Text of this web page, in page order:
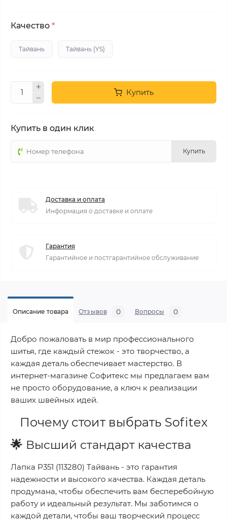
Качество *
Тайвань Тайвань (YS)
Купить
Купить в один клик
Купить
Доставка и оплата
Информация о доставке и оплате
Гарантия
Гарантийное и постгарантийное обслуживание
Описание товара Отзывов 0 Вопросы 0
Добро пожаловать в мир профессионального
шитья, где каждый стежок - это творчество, а
каждая деталь обеспечивает мастерство. В
интернет-магазине Софитекс мы предлагаем вам
не просто оборудование, а ключ к реализации
ваших швейных идей.
Почему стоит выбрать Sofitex
🌟 Высший стандарт качества
Лапка P351 (113280) Тайвань - это гарантия
надежности и высокого качества. Каждая деталь
продумана, чтобы обеспечить вам бесперебойную
работу и идеальный результат. Мы заботимся о
каждой детали, чтобы ваш творческий процесс